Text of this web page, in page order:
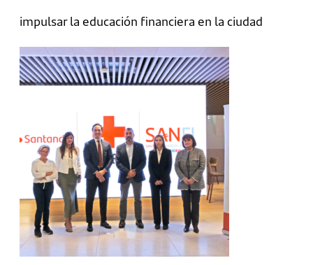
impulsar la educación financiera en la ciudad